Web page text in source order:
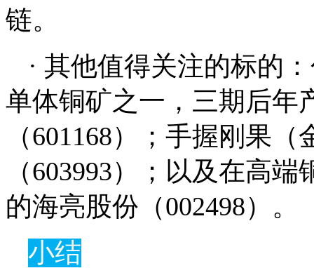
链。
· 其他值得关注的标的
单体铜矿之一，三期后年
（601168）；手握刚果
（603993）；以及在高
的海亮股份（002498）。
小结